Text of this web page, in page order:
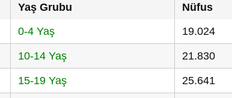
Yaş Grubu Nüfus
0-4 Yaş 19.024
10-14 Yaş 21.830
15-19 Yaş 25.641